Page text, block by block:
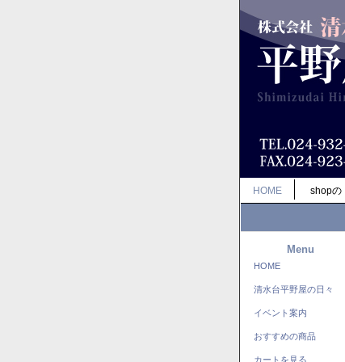
HOME shopの
Menu
HOME
清水台平野屋の日々
イベント案内
おすすめの商品
カートを見る